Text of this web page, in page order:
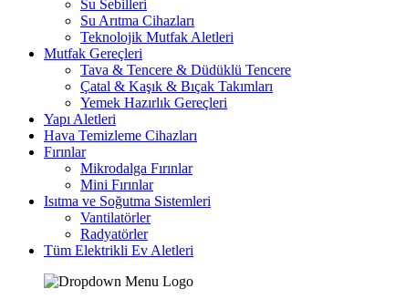
Su Sebilleri
Su Arıtma Cihazları
Teknolojik Mutfak Aletleri
Mutfak Gereçleri
Tava & Tencere & Düdüklü Tencere
Çatal & Kaşık & Bıçak Takımları
Yemek Hazırlık Gereçleri
Yapı Aletleri
Hava Temizleme Cihazları
Fırınlar
Mikrodalga Fırınlar
Mini Fırınlar
Isıtma ve Soğutma Sistemleri
Vantilatörler
Radyatörler
Tüm Elektrikli Ev Aletleri